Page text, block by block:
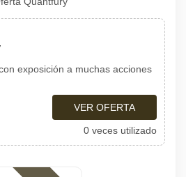
exposición a muchas acciones
VER OFERTA
0 veces utilizado